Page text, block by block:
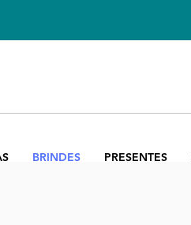
BRINDES PRESENTES